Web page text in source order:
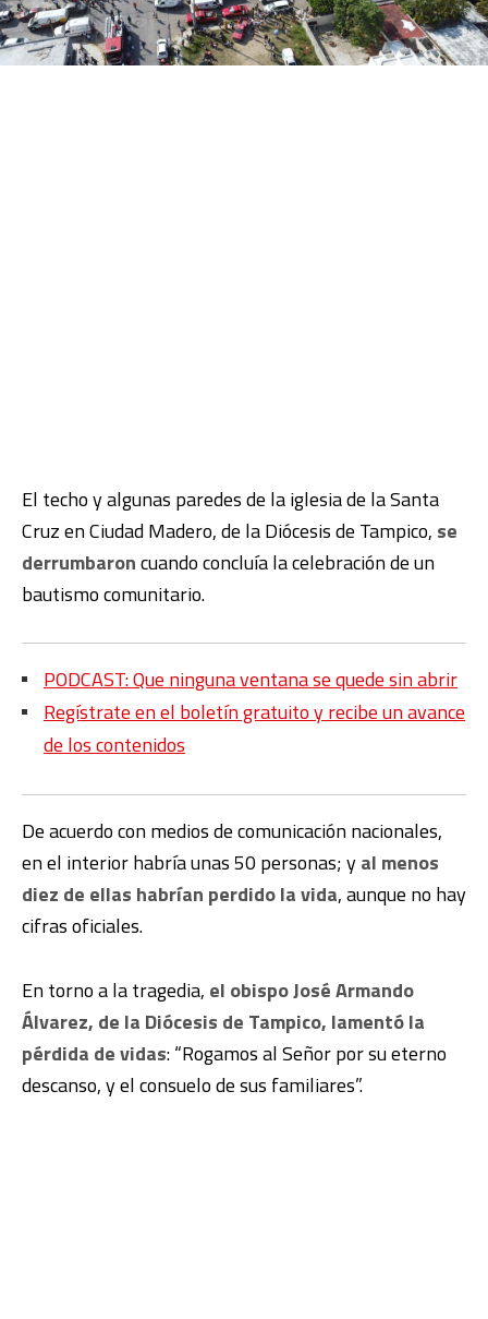
El techo y algunas paredes de la iglesia de la Santa
Cruz en Ciudad Madero, de la Diócesis de Tampico, se
derrumbaroncuando concluía la celebración de un
bautismo comunitario.
PODCAST: Que ninguna ventana se quede sin abrir
Regístrate en el boletín gratuito y recibe un avance
de los contenidos
De acuerdo con medios de comunicación nacionales,
en el interior habría unas 50 personas; yal menos
diez de ellas habrían perdido la vida, aunque no hay
cifras oficiales.
En torno a la tragedia, el obispo José Armando
Álvarez, de la Diócesis de Tampico, lamentó la
pérdida de vidas: “Rogamos al Señor por su eterno
descanso, y el consuelo de sus familiares”.